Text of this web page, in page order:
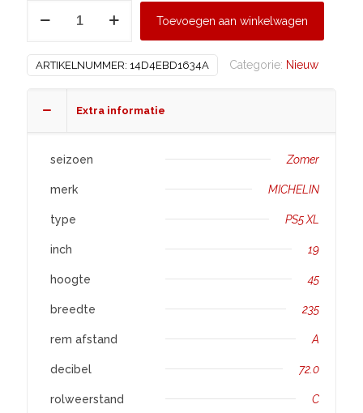
PS5
aantal
Toevoegen aan winkelwagen
ARTIKELNUMMER: 14D4EBD1634A Categorie: Nieuw
Extra informatie
seizoen Zomer
merk MICHELIN
type PS5 XL
inch 19
hoogte 45
breedte 235
rem afstand A
decibel 72.0
rolweerstand C